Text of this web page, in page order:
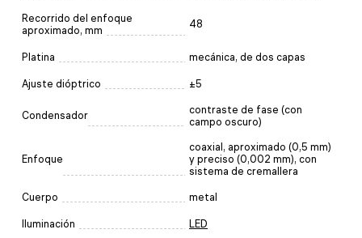
Recorrido del enfoque
aproximado, mm
48
Platina mecánica, de dos capas
Ajuste dióptrico ±5
Condensador
contraste de fase (con
campo oscuro)
Enfoque
coaxial, aproximado (0,5 mm)
y preciso (0,002 mm), con
sistema de cremallera
Cuerpo metal
Iluminación LED